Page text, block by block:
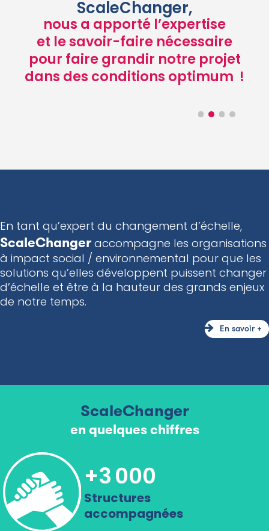
ScaleChanger,
nous a apporté l’expertise
et le savoir-faire nécessaire
pour faire grandir notre projet
dans des conditions optimum !
En tant qu’expert du changement d’échelle,
ScaleChanger accompagne les organisations
à impact social / environnemental pour que les
solutions qu’elles développent puissent changer
d’échelle et être à la hauteur des grands enjeux
de notre temps.
En savoir +
ScaleChanger
en quelques chiffres
+3 000
Structures
accompagnées
Nos solutions
Organisation à impact
Structure de l’accompagnement
Acteur institutionnel
Financeur
Suivez-nous !